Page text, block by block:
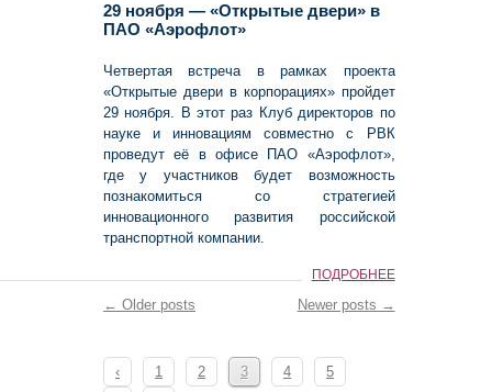
29 ноября — «Открытые двери» в
ПАО «Аэрофлот»
Четвертая встреча в рамках проекта
«Открытые двери в корпорациях» пройдет
29 ноября. В этот раз Клуб директоров по
науке и инновациям совместно с РВК
проведут её в офисе ПАО «Аэрофлот»,
где у участников будет возможность
познакомиться со стратегией
инновационного развития российской
транспортной компании.
ПОДРОБНЕЕ
← Older posts Newer posts →
‹ 1 2 3 4
5